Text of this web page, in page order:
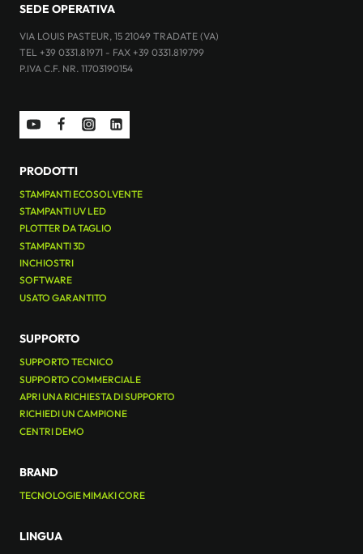
SEDE OPERATIVA
VIA LOUIS PASTEUR, 15 21049 TRADATE (VA)
TEL +39 0331.81971 - FAX +39 0331.819799
P.IVA C.F. NR. 11703190154
PRODOTTI
STAMPANTI ECOSOLVENTE
STAMPANTI UV LED
PLOTTER DA TAGLIO
STAMPANTI 3D
INCHIOSTRI
SOFTWARE
USATO GARANTITO
SUPPORTO
SUPPORTO TECNICO
SUPPORTO COMMERCIALE
APRI UNA RICHIESTA DI SUPPORTO
RICHIEDI UN CAMPIONE
CENTRI DEMO
BRAND
TECNOLOGIE MIMAKI CORE
LINGUA